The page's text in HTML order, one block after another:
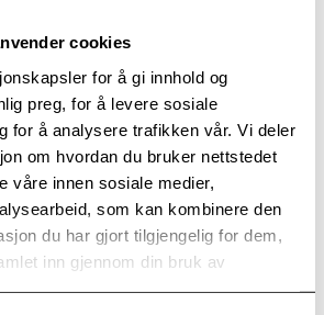
cookies
for å gi innhold og
preg, for å levere sosiale
for å analysere trafikken vår. Vi deler
om hvordan du bruker nettstedet
våre innen sosiale medier,
som kan kombinere den
du har gjort tilgjengelig for dem,
inn gjennom din bruk av